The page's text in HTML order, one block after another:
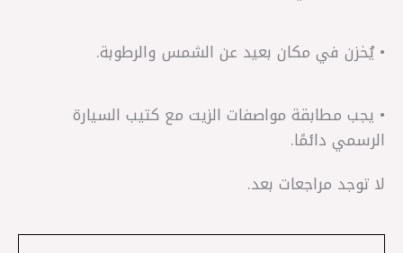
• يُخزن في مكان بعيد عن الشمس والرطوبة.
• يجب مطابقة مواصفات الزيت مع كتيب السيارة
الرسمي دائمًا.
لا توجد مراجعات بعد.